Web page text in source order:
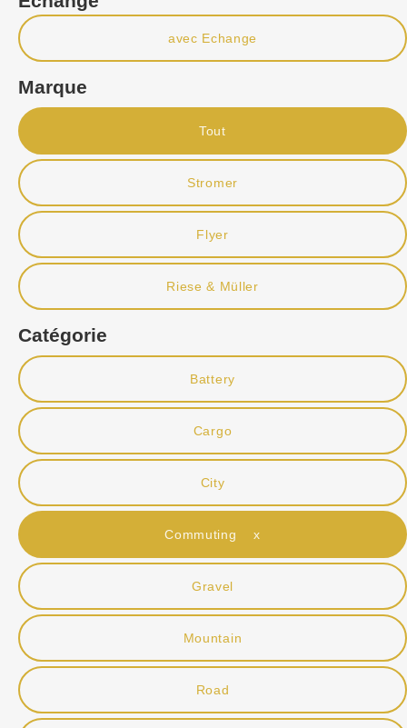
avec Echange
Marque
Tout
Stromer
Flyer
Riese & Müller
Catégorie
Battery
Cargo
City
Commuting x
Gravel
Mountain
Road